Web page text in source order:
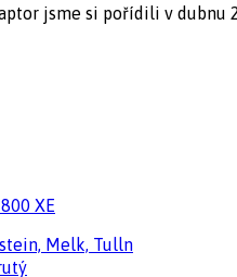
jsme si pořídili v
XE
Melk, Tulln